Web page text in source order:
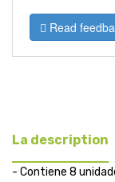
Read
La description
- Contiene 8